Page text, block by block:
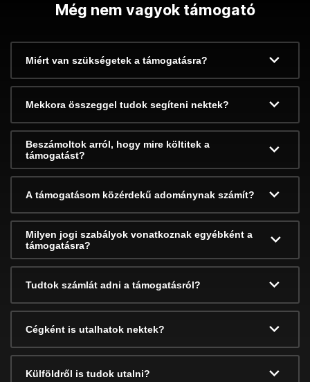
Még nem vagyok támogató
Miért van szükségetek a támogatásra?
Mekkora összeggel tudok segíteni nektek?
Beszámoltok arról, hogy mire költitek a
támogatást?
A támogatásom közérdekű adománynak számít?
Milyen jogi szabályok vonatkoznak egyébként a
támogatásra?
Tudtok számlát adni a támogatásról?
Cégként is utalhatok nektek?
Külföldről is tudok utalni?